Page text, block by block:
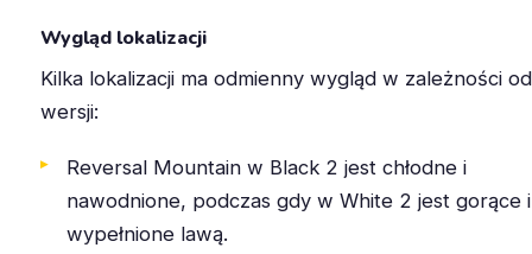
Wygląd lokalizacji
Kilka lokalizacji ma odmienny wygląd w zależności od
wersji:
Reversal Mountain w Black 2 jest chłodne i
nawodnione, podczas gdy w White 2 jest gorące i
wypełnione lawą.